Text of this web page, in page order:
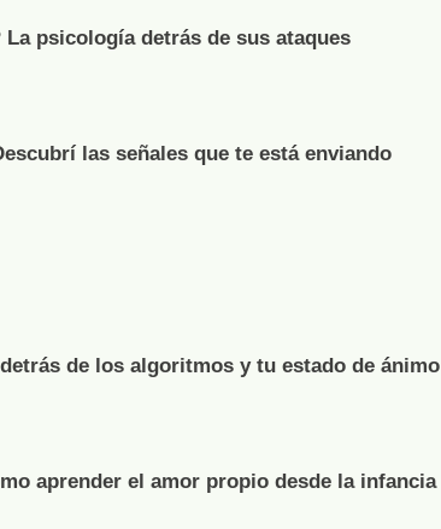
psicología detrás de sus ataques
las señales que te está enviando
de los algoritmos y tu estado de ánimo
aprender el amor propio desde la infancia